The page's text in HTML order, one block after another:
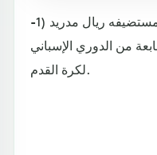
خطف أوساسونا تعادلاً مثيراً من مستضيفه ريال مدريد (1-
من الدوري الإسباني
لكرة القدم.